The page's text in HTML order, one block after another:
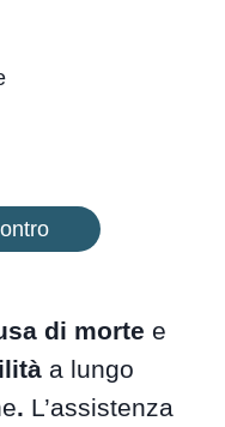
di morte e
a lungo
. L’assistenza